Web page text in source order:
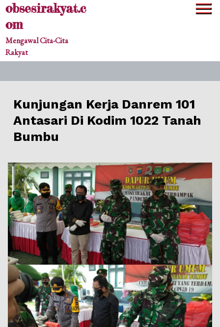
Skipobsesirakyat.c
om
Mengawal Cita-Cita
Rakyat
Kunjungan Kerja Danrem 101
Antasari Di Kodim 1022 Tanah
Bumbu